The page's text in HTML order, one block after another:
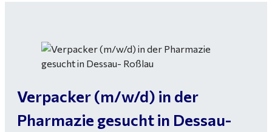
Verpacker (m/w/d) in der
Pharmazie gesucht in Dessau-